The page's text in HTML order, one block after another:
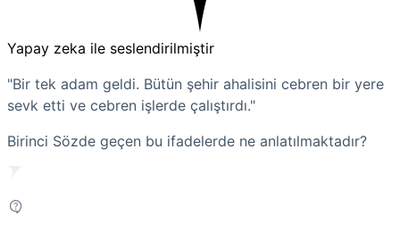
Yapay zeka ile seslendirilmiştir
"Bir tek adam geldi. Bütün şehir ahalisini cebren bir yere
sevk etti ve cebren işlerde çalıştırdı."
Birinci Sözde geçen bu ifadelerde ne anlatılmaktadır?